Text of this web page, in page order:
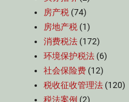
房产税 (74)
房地产税 (1)
消费税法 (172)
环境保护税法 (6)
社会保险费 (12)
税收征收管理法 (120)
税法案例 (2)